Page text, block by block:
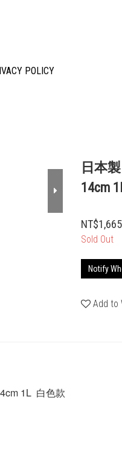
POLICY
日本
14cm
NT$1,665
Sold Out
Notify
Add to
1L  白色款